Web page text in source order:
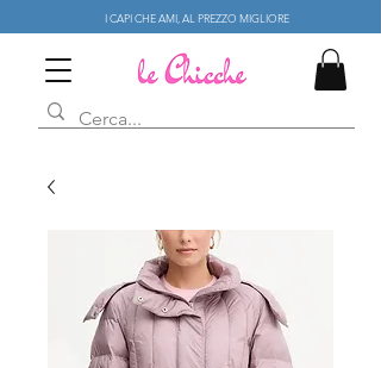
I CAPI CHE AMI, AL PREZZO MIGLIORE